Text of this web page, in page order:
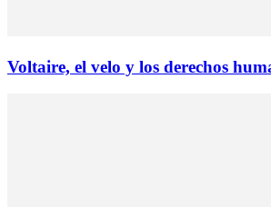
Voltaire, el velo y los derechos